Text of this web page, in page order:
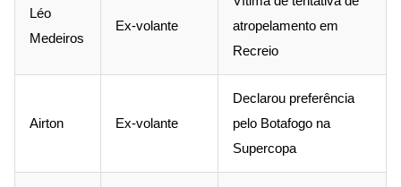
Léo
Medeiros
Ex-volante
atropelamento em
Recreio
Airton Ex-volante
Declarou preferência
pelo Botafogo na
Supercopa